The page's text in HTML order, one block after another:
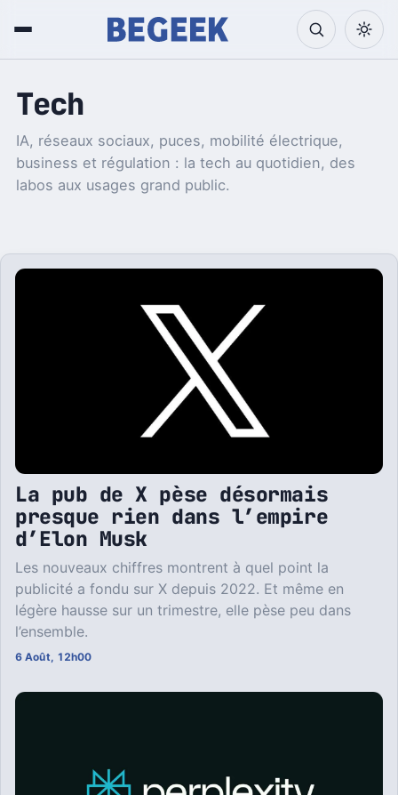
Tech
IA, réseaux sociaux, puces, mobilité électrique,
business et régulation : la tech au quotidien, des
labos aux usages grand public.
La pub de X pèse désormais
presque rien dans l’empire
d’Elon Musk
Les nouveaux chiffres montrent à quel point la
publicité a fondu sur X depuis 2022. Et même en
légère hausse sur un trimestre, elle pèse peu dans
l’ensemble.
6 Août, 12h00